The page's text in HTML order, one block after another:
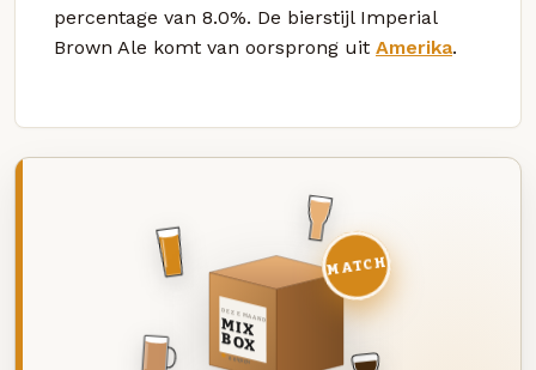
percentage van 8.0%. De bierstijl Imperial
Brown Ale komt van oorsprong uit Amerika.
DEZE MAAND
MIX
BOX
8 BIEREN
MATCH